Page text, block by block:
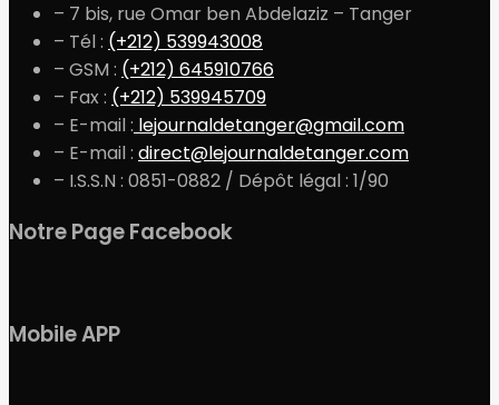
– 7 bis, rue Omar ben Abdelaziz – Tanger
– Tél : (+212) 539943008
– GSM : (+212) 645910766
– Fax : (+212) 539945709
– E-mail : lejournaldetanger@gmail.com
– E-mail : direct@lejournaldetanger.com
– I.S.S.N : 0851-0882 / Dépôt légal : 1/90
Notre Page Facebook
Mobile APP